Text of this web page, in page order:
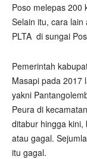
Poso melepas 200
Selain itu, cara
PLTA di sungai
Pemerintah
Masapi pada 2017
yakni
Peura di
ditabur hingga
atau gagal.
itu gagal.